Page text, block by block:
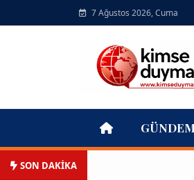
7 Ağustos 2026, Cuma
GÜNDEM
SON DAKİKA